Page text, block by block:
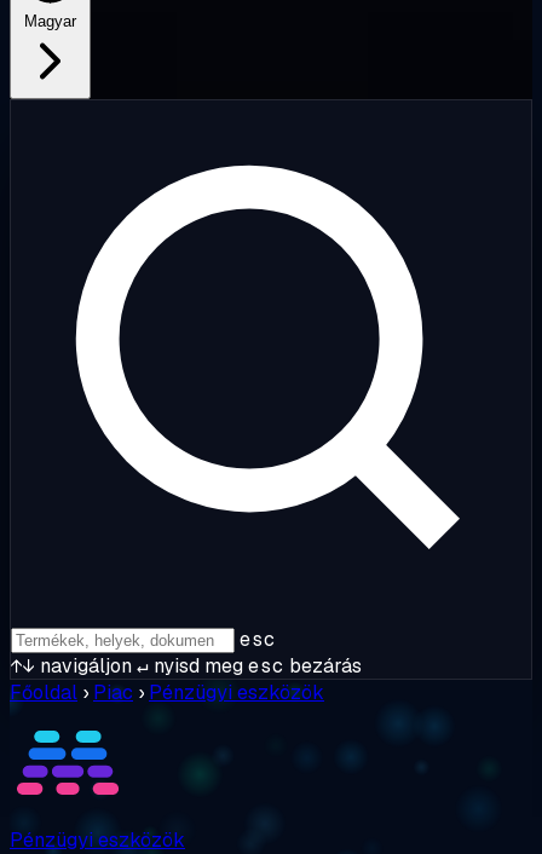
Magyar
esc
↑↓ navigáljon↵ nyisd megesc bezárás
Főoldal › Piac › Pénzügyi eszközök
Pénzügyi eszközök